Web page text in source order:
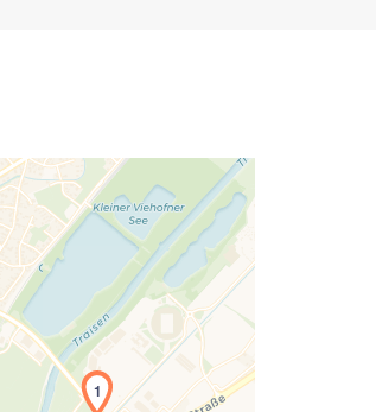
1